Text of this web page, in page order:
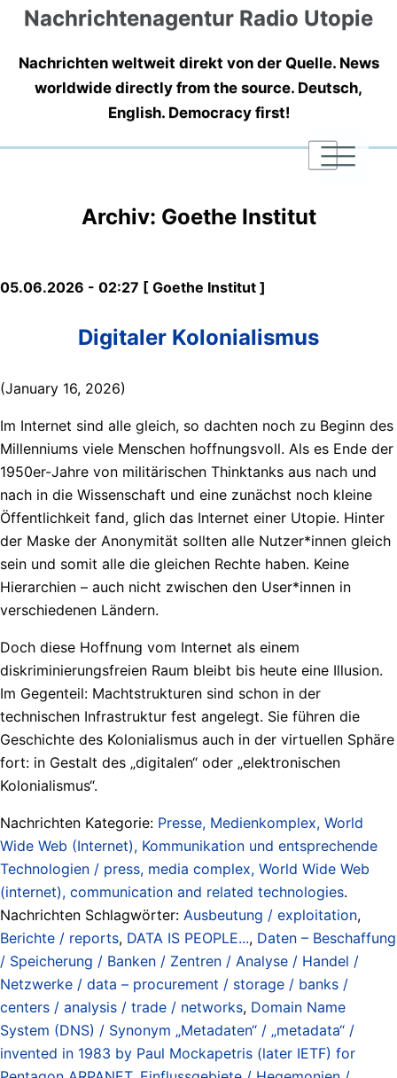
Nachrichtenagentur Radio Utopie
Nachrichten weltweit direkt von der Quelle. News
worldwide directly from the source. Deutsch,
English. Democracy first!
|
|
|
Archiv: Goethe Institut
05.06.2026 - 02:27 [ Goethe Institut ]
Digitaler Kolonialismus
(January 16, 2026)
Im Internet sind alle gleich, so dachten noch zu Beginn des
Millenniums viele Menschen hoffnungsvoll. Als es Ende der
1950er-Jahre von militärischen Thinktanks aus nach und
nach in die Wissenschaft und eine zunächst noch kleine
Öffentlichkeit fand, glich das Internet einer Utopie. Hinter
der Maske der Anonymität sollten alle Nutzer*innen gleich
sein und somit alle die gleichen Rechte haben. Keine
Hierarchien – auch nicht zwischen den User*innen in
verschiedenen Ländern.
Doch diese Hoffnung vom Internet als einem
diskriminierungsfreien Raum bleibt bis heute eine Illusion.
Im Gegenteil: Machtstrukturen sind schon in der
technischen Infrastruktur fest angelegt. Sie führen die
Geschichte des Kolonialismus auch in der virtuellen Sphäre
fort: in Gestalt des „digitalen“ oder „elektronischen
Kolonialismus“.
Nachrichten Kategorie: Presse, Medienkomplex, World
Wide Web (Internet), Kommunikation und entsprechende
Technologien / press, media complex, World Wide Web
(internet), communication and related technologies.
Nachrichten Schlagwörter: Ausbeutung / exploitation,
Berichte / reports, DATA IS PEOPLE..., Daten – Beschaffung
/ Speicherung / Banken / Zentren / Analyse / Handel /
Netzwerke / data – procurement / storage / banks /
centers / analysis / trade / networks, Domain Name
System (DNS) / Synonym „Metadaten“ / „metadata“ /
invented in 1983 by Paul Mockapetris (later IETF) for